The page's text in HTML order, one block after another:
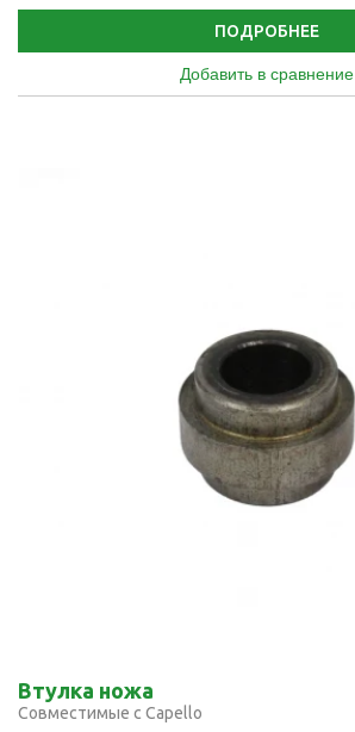
ПОДРОБНЕЕ
Добавить в сравнение
Втулка ножа
Совместимые с Capello